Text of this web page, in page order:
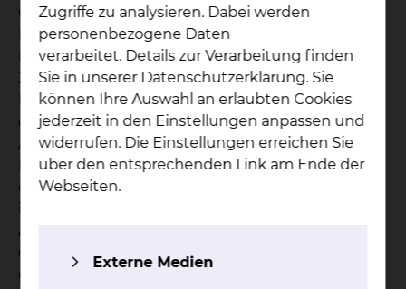
Gewissheit, dass ihr Neugeborenes im Falle einer
Erkrankung oder bei Problemen nach der Geburt
im gleichen Haus verbleibt. Die gute
Zusammenarbeit der Frauenklinik und der
Kinderklinik des Klinikums Braunschweig sichert
die optimale Versorgung von Mutter und Kind von
Anfang an. Auch eine medizinische
Maximalversorgung einer erkrankten Mutter nach
einer Risiko-Entbindung erfolgt z. B. auf unserer
Anästhesiologie und anderen Fachabteilungen, so
dass Mütter und Kinder in der Regel nicht
getrennt werden.
Zugriffe zu analysieren. Dabei werden
personenbezogene Daten
verarbeitet. Details zur Verarbeitung finden
Sie in unserer Datenschutzerklärung. Sie
können Ihre Auswahl an erlaubten Cookies
jederzeit in den Einstellungen anpassen und
widerrufen. Die Einstellungen erreichen Sie
über den entsprechenden Link am Ende der
Webseiten.
Externe Medien